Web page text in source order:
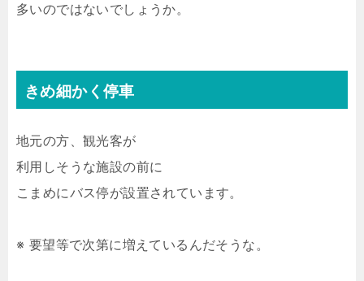
多いのではないでしょうか。
きめ細かく停車
地元の方、観光客が
利用しそうな施設の前に
こまめにバス停が設置されています。
※ 要望等で次第に増えているんだそうな。